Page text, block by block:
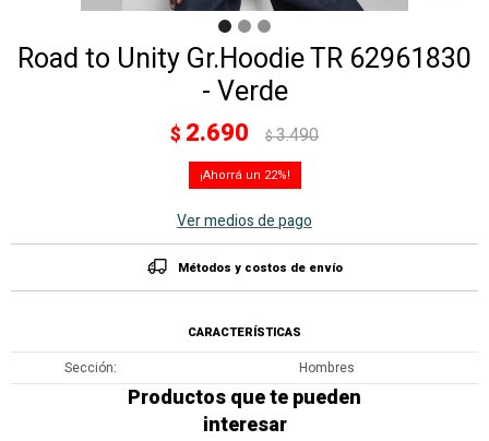
Road to Unity Gr.Hoodie TR 62961830
- Verde
$ 2.690 $3.490
22
Ver medios de pago
Métodos y costos de envío
CARACTERÍSTICAS
Sección Hombres
Productos que te pueden
interesar